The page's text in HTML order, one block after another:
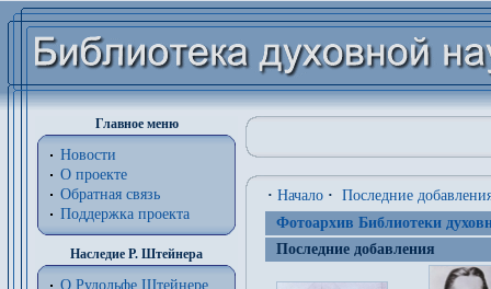
Главное меню
Новости
О проекте
Обратная связь
Поддержка проекта
Наследие Р. Штейнера
О Рудольфе Штейнере
· Начало · Последние
Фотоархив Библиотеки
Последние добавления